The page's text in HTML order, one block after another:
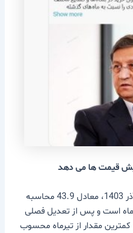
قیمت ها می دهد
شاخص مدیران خرید کل اقتصاد در آذر 1403، معادل 43.9 محاسبه
است و پس از تعدیل فصلی
شده که کمترین مقدار از تیرماه محسوب